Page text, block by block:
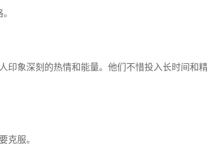
印象深刻的热情和能量。他们不惜投入长时间和
克服。